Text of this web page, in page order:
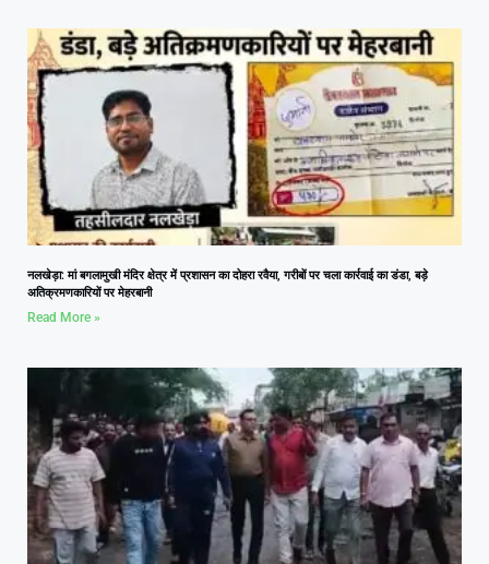
नलखेड़ा: मां बगलामुखी मंदिर क्षेत्र में प्रशासन का दोहरा रवैया, गरीबों पर चला कार्रवाई का डंडा, बड़े
अतिक्रमणकारियों पर मेहरबानी
Read More »